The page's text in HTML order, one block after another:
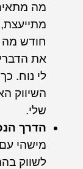
מה מתאים
מתייעצת,
חודש מה
את
לי נוח. כך
השיווק
שלי.
הדרך
מישהי עם
לשווק